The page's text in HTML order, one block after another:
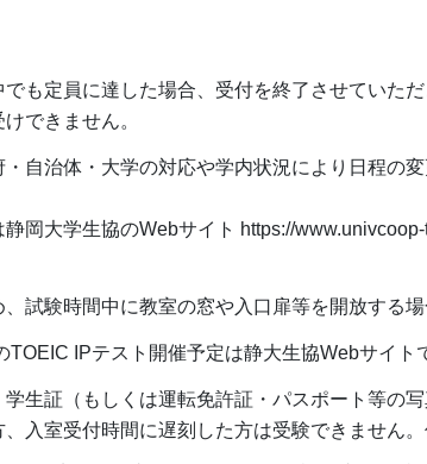
でも定員に達した場合、受付を終了させていた
できません。
・自治体・大学の対応や学内状況により日程の
静岡大学生協のWebサイト https://
試験時間中に教室の窓や入口扉等を開放する場
TOEIC IPテスト開催予定は静大生協Webサイト
学生証（もしくは運転免許証・パスポート等の
、入室受付時間に遅刻した方は受験できません